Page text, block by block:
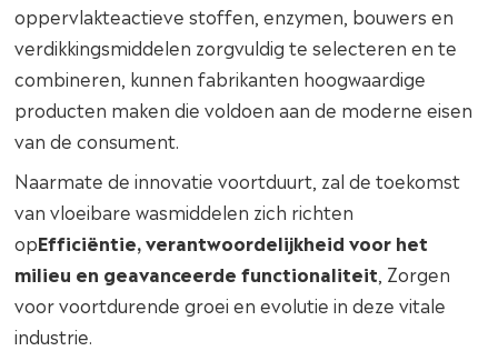
oppervlakteactieve stoffen, enzymen, bouwers en
verdikkingsmiddelen zorgvuldig te selecteren en te
combineren, kunnen fabrikanten hoogwaardige
producten maken die voldoen aan de moderne eisen
van de consument.
Naarmate de innovatie voortduurt, zal de toekomst
van vloeibare wasmiddelen zich richten
opEfficiëntie, verantwoordelijkheid voor het
milieu en geavanceerde functionaliteit, Zorgen
voor voortdurende groei en evolutie in deze vitale
industrie.